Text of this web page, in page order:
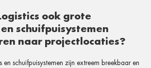
ook grote
schuifpuisystemen
naar projectlocaties?
en schuifpuisystemen zijn extreem breekbaar en